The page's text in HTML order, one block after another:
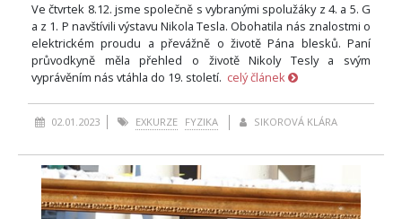
Ve čtvrtek 8.12. jsme společně s vybranými spolužáky z 4. a 5. G
a z 1. P navštívili výstavu Nikola Tesla. Obohatila nás znalostmi o
elektrickém proudu a převážně o životě Pána blesků. Paní
průvodkyně měla přehled o životě Nikoly Tesly a svým
vyprávěním nás vtáhla do 19. století. celý článek
02.01.2023 EXKURZE FYZIKA SIKOROVÁ KLÁRA